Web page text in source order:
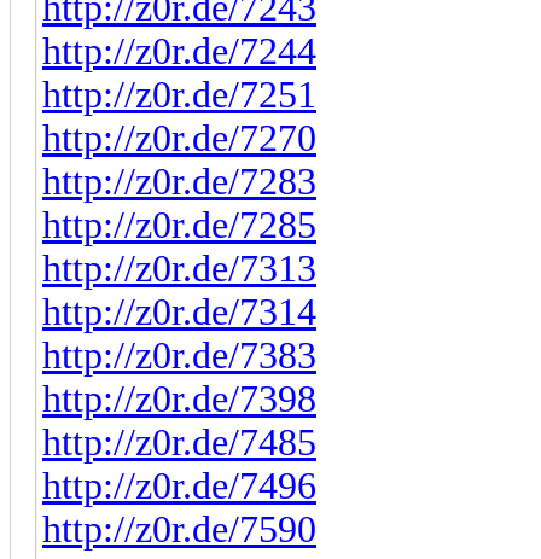
http://z0r.de/7244
http://z0r.de/7251
http://z0r.de/7270
http://z0r.de/7283
http://z0r.de/7285
http://z0r.de/7313
http://z0r.de/7314
http://z0r.de/7383
http://z0r.de/7398
http://z0r.de/7485
http://z0r.de/7496
http://z0r.de/7590